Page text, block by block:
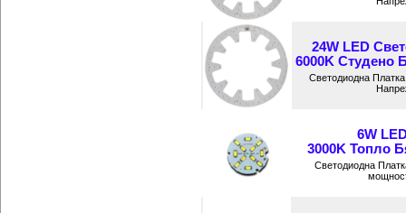
24W LED
6000K Студено
Светодиодна
6W
3000K Топло
Светодиодна